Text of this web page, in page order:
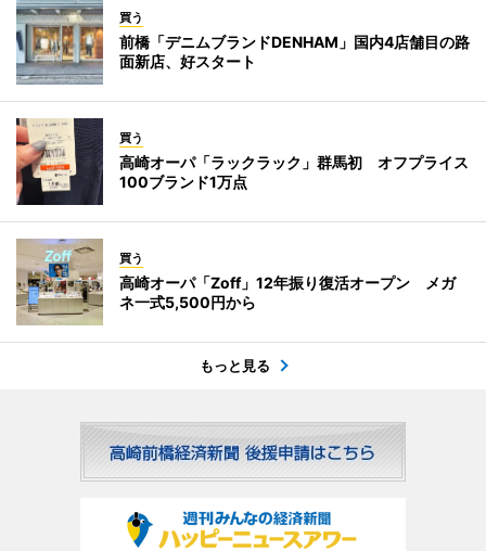
買う
前橋「デニムブランドDENHAM」国内4店舗目の路
面新店、好スタート
買う
高崎オーパ「ラックラック」群馬初 オフプライス
100ブランド1万点
買う
高崎オーパ「Zoff」12年振り復活オープン メガ
ネ一式5,500円から
もっと見る